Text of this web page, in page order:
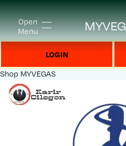
Open
Menu
LOGIN
Shop MYVEGAS